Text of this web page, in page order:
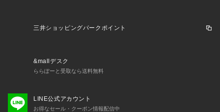
三井ショッピングパークポイント
&mallデスク
ららぽーと受取なら送料無料
LINE公式アカウント
お得なセール・クーポン情報配信中